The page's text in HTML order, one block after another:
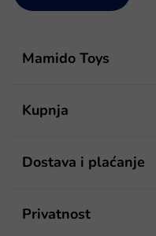
Mamido Toys
Kupnja
Dostava i plaćanje
Privatnost